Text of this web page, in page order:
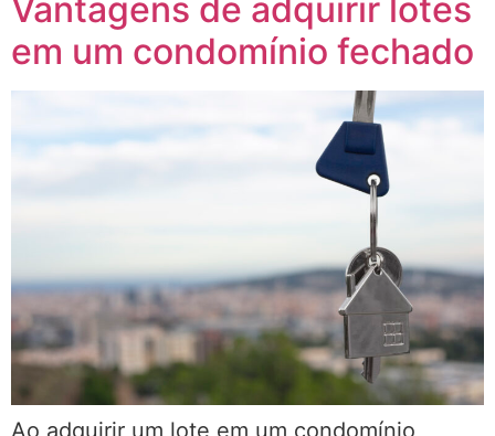
Vantagens de adquirir lotes
em um condomínio fechado